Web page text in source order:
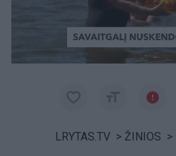
LRYTAS.TV > ŽINIOS >